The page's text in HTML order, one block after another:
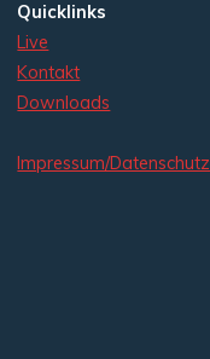
Quicklinks
Live
Kontakt
Downloads
Impressum/Datenschutz